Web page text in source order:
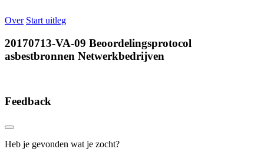
Over Start uitleg
20170713-VA-09 Beoordelingsprotocol
asbestbronnen Netwerkbedrijven
Feedback
Heb je gevonden wat je zocht?